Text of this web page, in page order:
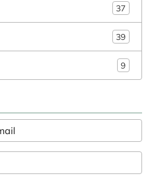
37
39
9